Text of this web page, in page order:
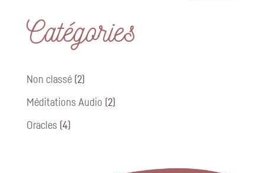
Catégories
Non classé 22
produits
Méditations Audio 22
Oracles 44